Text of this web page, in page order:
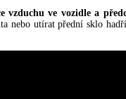
ve vozidle a
nebo utírat přední sklo